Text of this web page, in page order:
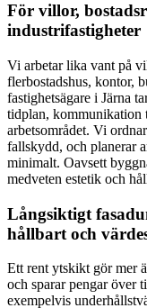
För villor,
industrifastigheter
Vi arbetar lika vant på
flerbostadshus, kontor,
fastighetsägare i Järna
tidplan, kommunikation
arbetsområdet. Vi
fallskydd, och planerar
minimalt. Oavsett
medveten estetik och
Långsiktigt
hållbart och
Ett rent ytskikt gör mer
och sparar pengar över
exempelvis